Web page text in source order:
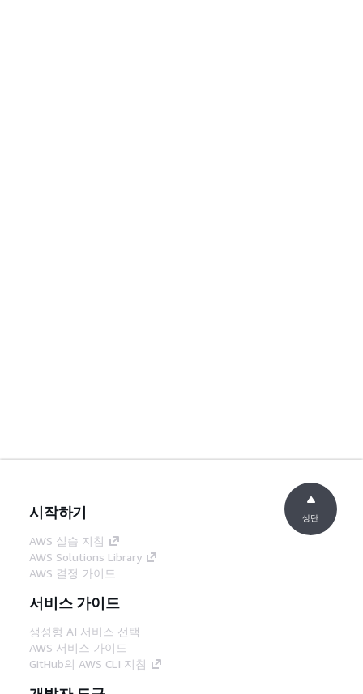
시작하기
AWS 실습 지침
AWS Solutions Library
AWS 결정 가이드
서비스 가이드
생성형 AI 서비스 선택
AWS 서비스 가이드
GitHub의 AWS CLI 지침
상단